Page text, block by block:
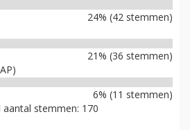
24% (42 stemmen)
21% (36 stemmen)
6% (11 stemmen)
aantal stemmen: 170